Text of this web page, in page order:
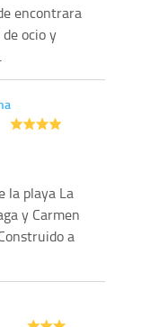
encontrara
ocio y
la playa La
y Carmen
a